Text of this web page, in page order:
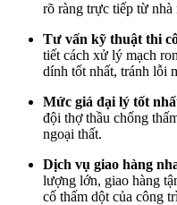
rõ ràng trực tiếp từ
Tư vấn kỹ thuật thi
tiết cách xử lý mạch
dính tốt nhất, tránh lỗi
Mức giá đại lý tốt
đội thợ thầu chống
ngoại thất.
Dịch vụ giao hàng
lượng lớn, giao hàng
cố thấm dột của công